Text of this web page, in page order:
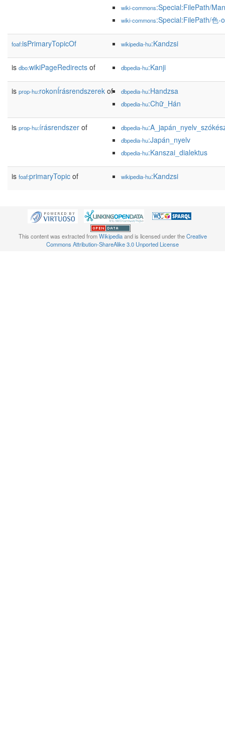
wiki-commons:Special:FilePath/
wiki-commons:Special:FilePath/色-
foaf:isPrimaryTopicOf wikipedia-hu:Kandzsi
is dbo:wikiPageRedirects of dbpedia-hu:Kanji
is prop-hu:rokonÍrásrendszerek of dbpedia-hu:Handzsa
dbpedia-hu:Chữ_Hán
is prop-hu:írásrendszer of dbpedia-hu
dbpedia-hu:Japán_nyelv
dbpedia-hu:Kanszai_dialektus
is foaf:primaryTopic of wikipedia-hu:Kandzsi
This content was extracted fromWikipediaand is licensed under theCreative
Commons Attribution-ShareAlike 3.0 Unported License